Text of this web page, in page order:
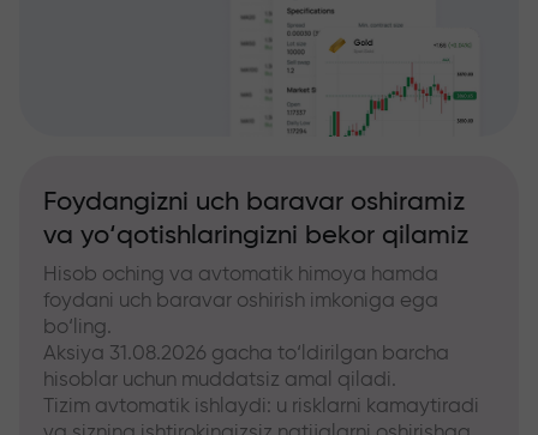
Foydangizni uch baravar oshiramiz
va yo‘qotishlaringizni bekor qilamiz
Hisob oching va avtomatik himoya hamda
foydani uch baravar oshirish imkoniga ega
bo‘ling.
Aksiya 31.08.2026 gacha to‘ldirilgan barcha
hisoblar uchun muddatsiz amal qiladi.
Tizim avtomatik ishlaydi: u risklarni kamaytiradi